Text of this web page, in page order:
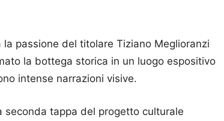
la passione del titolare Tiziano Meglioranzi
la bottega storica in un luogo espositivo
intense narrazioni visive.
seconda tappa del progetto culturale